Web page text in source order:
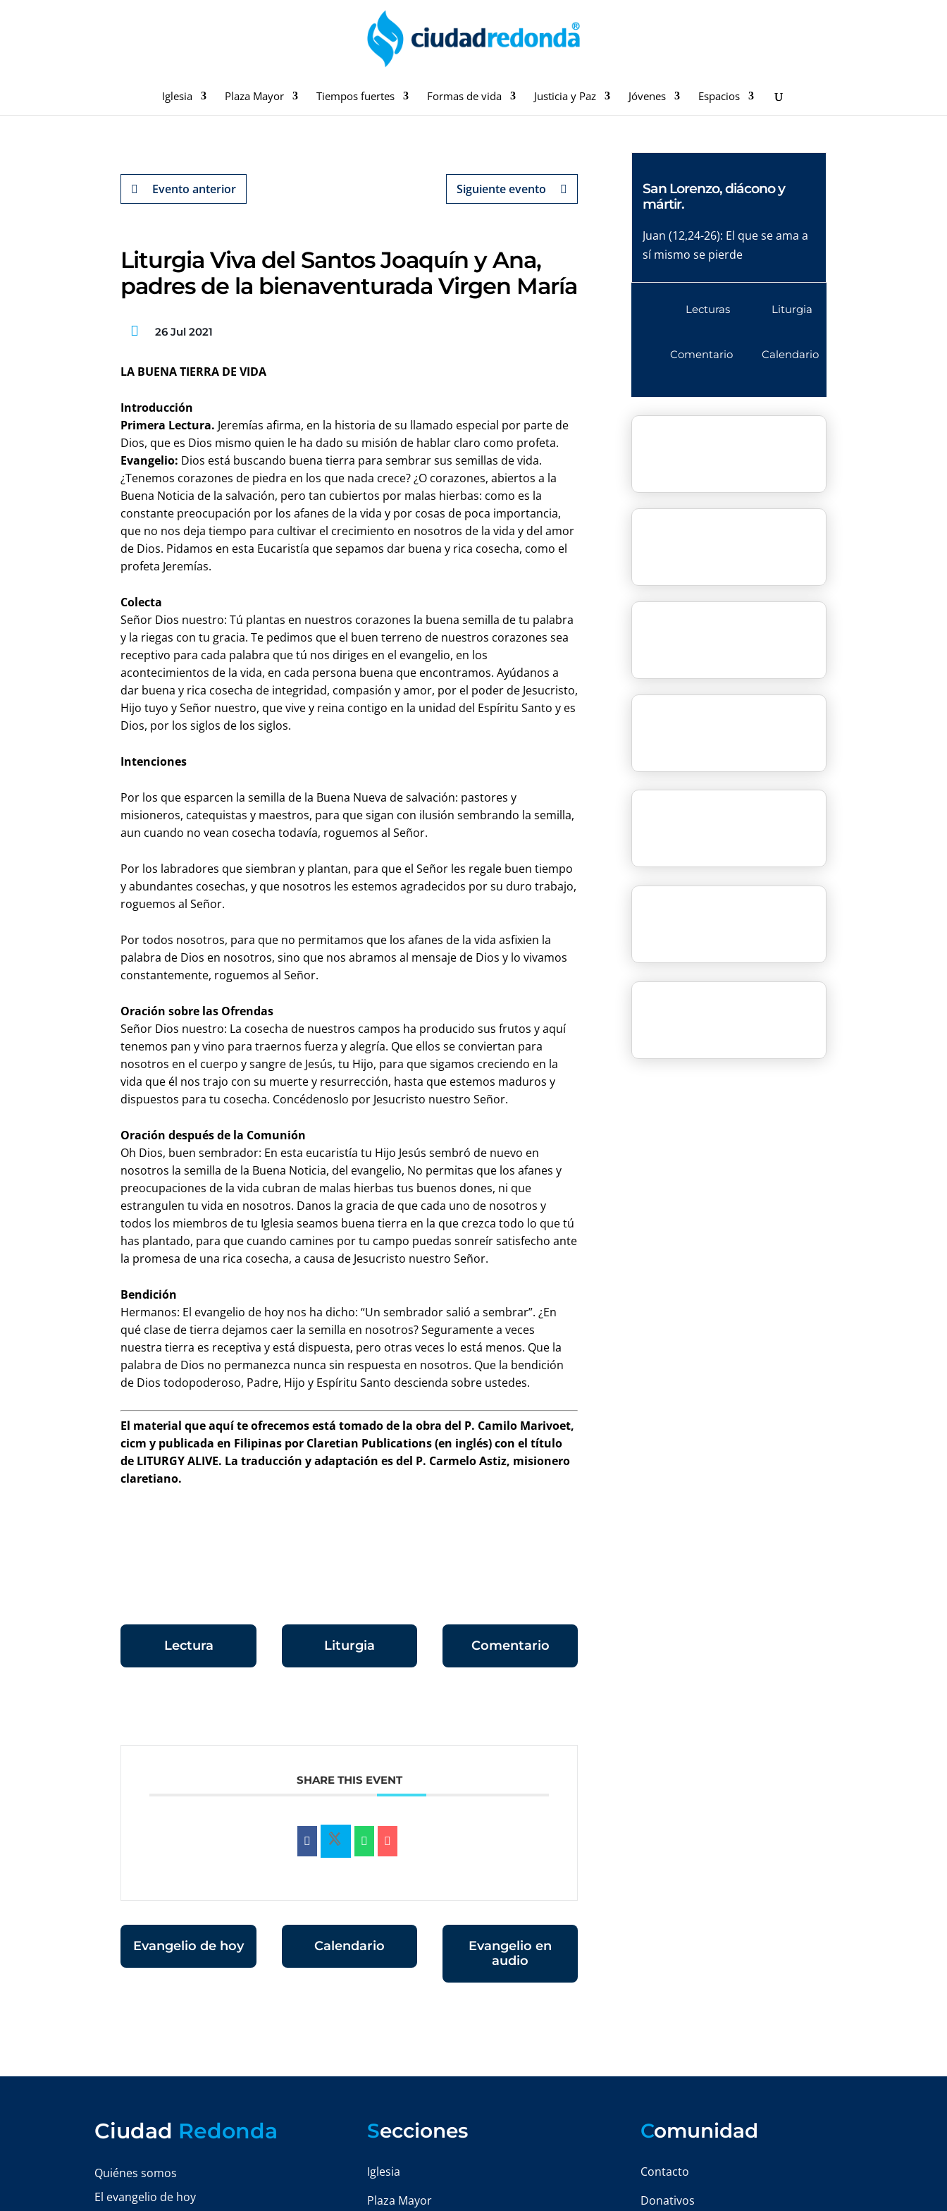
Iglesia Plaza Mayor Tiempos fuertes Formas de vida Justicia y Paz Jóvenes Espacios
Evento anterior Siguiente evento
Liturgia Viva del Santos Joaquín y Ana,
padres de la bienaventurada Virgen María
26 Jul 2021
LA BUENA TIERRA DE VIDA
Introducción
Primera Lectura. Jeremías afirma, en la historia de su llamado especial por parte de
Dios, que es Dios mismo quien le ha dado su misión de hablar claro como profeta.
Evangelio: Dios está buscando buena tierra para sembrar sus semillas de vida.
¿Tenemos corazones de piedra en los que nada crece? ¿O corazones, abiertos a la
Buena Noticia de la salvación, pero tan cubiertos por malas hierbas: como es la
constante preocupación por los afanes de la vida y por cosas de poca importancia,
que no nos deja tiempo para cultivar el crecimiento en nosotros de la vida y del amor
de Dios. Pidamos en esta Eucaristía que sepamos dar buena y rica cosecha, como el
profeta Jeremías.
Colecta
Señor Dios nuestro: Tú plantas en nuestros corazones la buena semilla de tu palabra
y la riegas con tu gracia. Te pedimos que el buen terreno de nuestros corazones sea
receptivo para cada palabra que tú nos diriges en el evangelio, en los
acontecimientos de la vida, en cada persona buena que encontramos. Ayúdanos a
dar buena y rica cosecha de integridad, compasión y amor, por el poder de Jesucristo,
Hijo tuyo y Señor nuestro, que vive y reina contigo en la unidad del Espíritu Santo y es
Dios, por los siglos de los siglos.
Intenciones
Por los que esparcen la semilla de la Buena Nueva de salvación: pastores y
misioneros, catequistas y maestros, para que sigan con ilusión sembrando la semilla,
aun cuando no vean cosecha todavía, roguemos al Señor.
Por los labradores que siembran y plantan, para que el Señor les regale buen tiempo
y abundantes cosechas, y que nosotros les estemos agradecidos por su duro trabajo,
roguemos al Señor.
Por todos nosotros, para que no permitamos que los afanes de la vida asfixien la
palabra de Dios en nosotros, sino que nos abramos al mensaje de Dios y lo vivamos
constantemente, roguemos al Señor.
Oración sobre las Ofrendas
Señor Dios nuestro: La cosecha de nuestros campos ha producido sus frutos y aquí
tenemos pan y vino para traernos fuerza y alegría. Que ellos se conviertan para
nosotros en el cuerpo y sangre de Jesús, tu Hijo, para que sigamos creciendo en la
vida que él nos trajo con su muerte y resurrección, hasta que estemos maduros y
dispuestos para tu cosecha. Concédenoslo por Jesucristo nuestro Señor.
Oración después de la Comunión
Oh Dios, buen sembrador: En esta eucaristía tu Hijo Jesús sembró de nuevo en
nosotros la semilla de la Buena Noticia, del evangelio, No permitas que los afanes y
preocupaciones de la vida cubran de malas hierbas tus buenos dones, ni que
estrangulen tu vida en nosotros. Danos la gracia de que cada uno de nosotros y
todos los miembros de tu Iglesia seamos buena tierra en la que crezca todo lo que tú
has plantado, para que cuando camines por tu campo puedas sonreír satisfecho ante
la promesa de una rica cosecha, a causa de Jesucristo nuestro Señor.
Bendición
Hermanos: El evangelio de hoy nos ha dicho: “Un sembrador salió a sembrar”. ¿En
qué clase de tierra dejamos caer la semilla en nosotros? Seguramente a veces
nuestra tierra es receptiva y está dispuesta, pero otras veces lo está menos. Que la
palabra de Dios no permanezca nunca sin respuesta en nosotros. Que la bendición
de Dios todopoderoso, Padre, Hijo y Espíritu Santo descienda sobre ustedes.
El material que aquí te ofrecemos está tomado de la obra del P. Camilo Marivoet,
cicm y publicada en Filipinas por Claretian Publications (en inglés) con el título
de LITURGY ALIVE. La traducción y adaptación es del P. Carmelo Astiz, misionero
claretiano.
Lectura Liturgia Comentario
SHARE THIS EVENT
Evangelio de hoy Calendario
Evangelio en
audio
San Lorenzo, diácono y
mártir.
Juan (12,24-26): El que se ama a
sí mismo se pierde
Lecturas
Comentario
Liturgia
Calendario
Ciudad Redonda
Quiénes somos
El evangelio de hoy
Secciones
Iglesia
Plaza Mayor
Comunidad
Contacto
Donativos